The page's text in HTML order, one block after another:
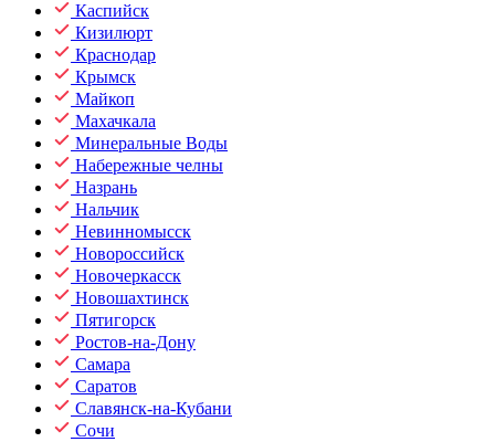
Каспийск
Кизилюрт
Краснодар
Крымск
Майкоп
Махачкала
Минеральные Воды
Набережные челны
Назрань
Нальчик
Невинномысск
Новороссийск
Новочеркасск
Новошахтинск
Пятигорск
Ростов-на-Дону
Самара
Саратов
Славянск-на-Кубани
Сочи